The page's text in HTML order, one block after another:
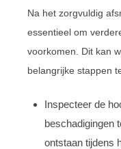
Na het zorgvuldig
essentieel om
voorkomen. Dit kan
belangrijke stappen
Inspecteer de
beschadigingen
ontstaan tijdens